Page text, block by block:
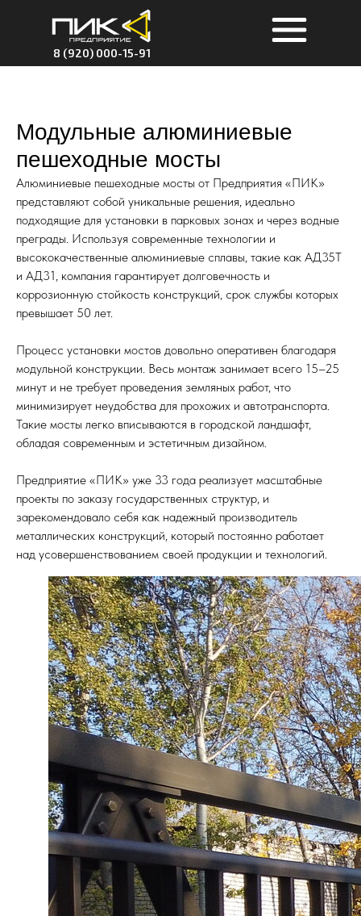
8 (920) 000-15-91
Модульные алюминиевые
пешеходные мосты
Алюминиевые пешеходные мосты от Предприятия «ПИК»
представляют собой уникальные решения, идеально
подходящие для установки в парковых зонах и через водные
преграды. Используя современные технологии и
высококачественные алюминиевые сплавы, такие как АД35Т
и АД31, компания гарантирует долговечность и
коррозионную стойкость конструкций, срок службы которых
превышает 50 лет.
Процесс установки мостов довольно оперативен благодаря
модульной конструкции. Весь монтаж занимает всего 15–25
минут и не требует проведения земляных работ, что
минимизирует неудобства для прохожих и автотранспорта.
Такие мосты легко вписываются в городской ландшафт,
обладая современным и эстетичным дизайном.
Предприятие «ПИК» уже 33 года реализует масштабные
проекты по заказу государственных структур, и
зарекомендовало себя как надежный производитель
металлических конструкций, который постоянно работает
над усовершенствованием своей продукции и технологий.